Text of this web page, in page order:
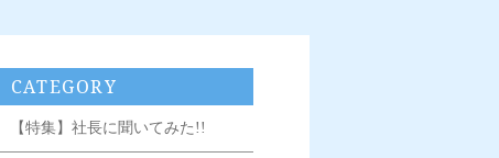
CATEGORY
【特集】社長に聞いてみた!!